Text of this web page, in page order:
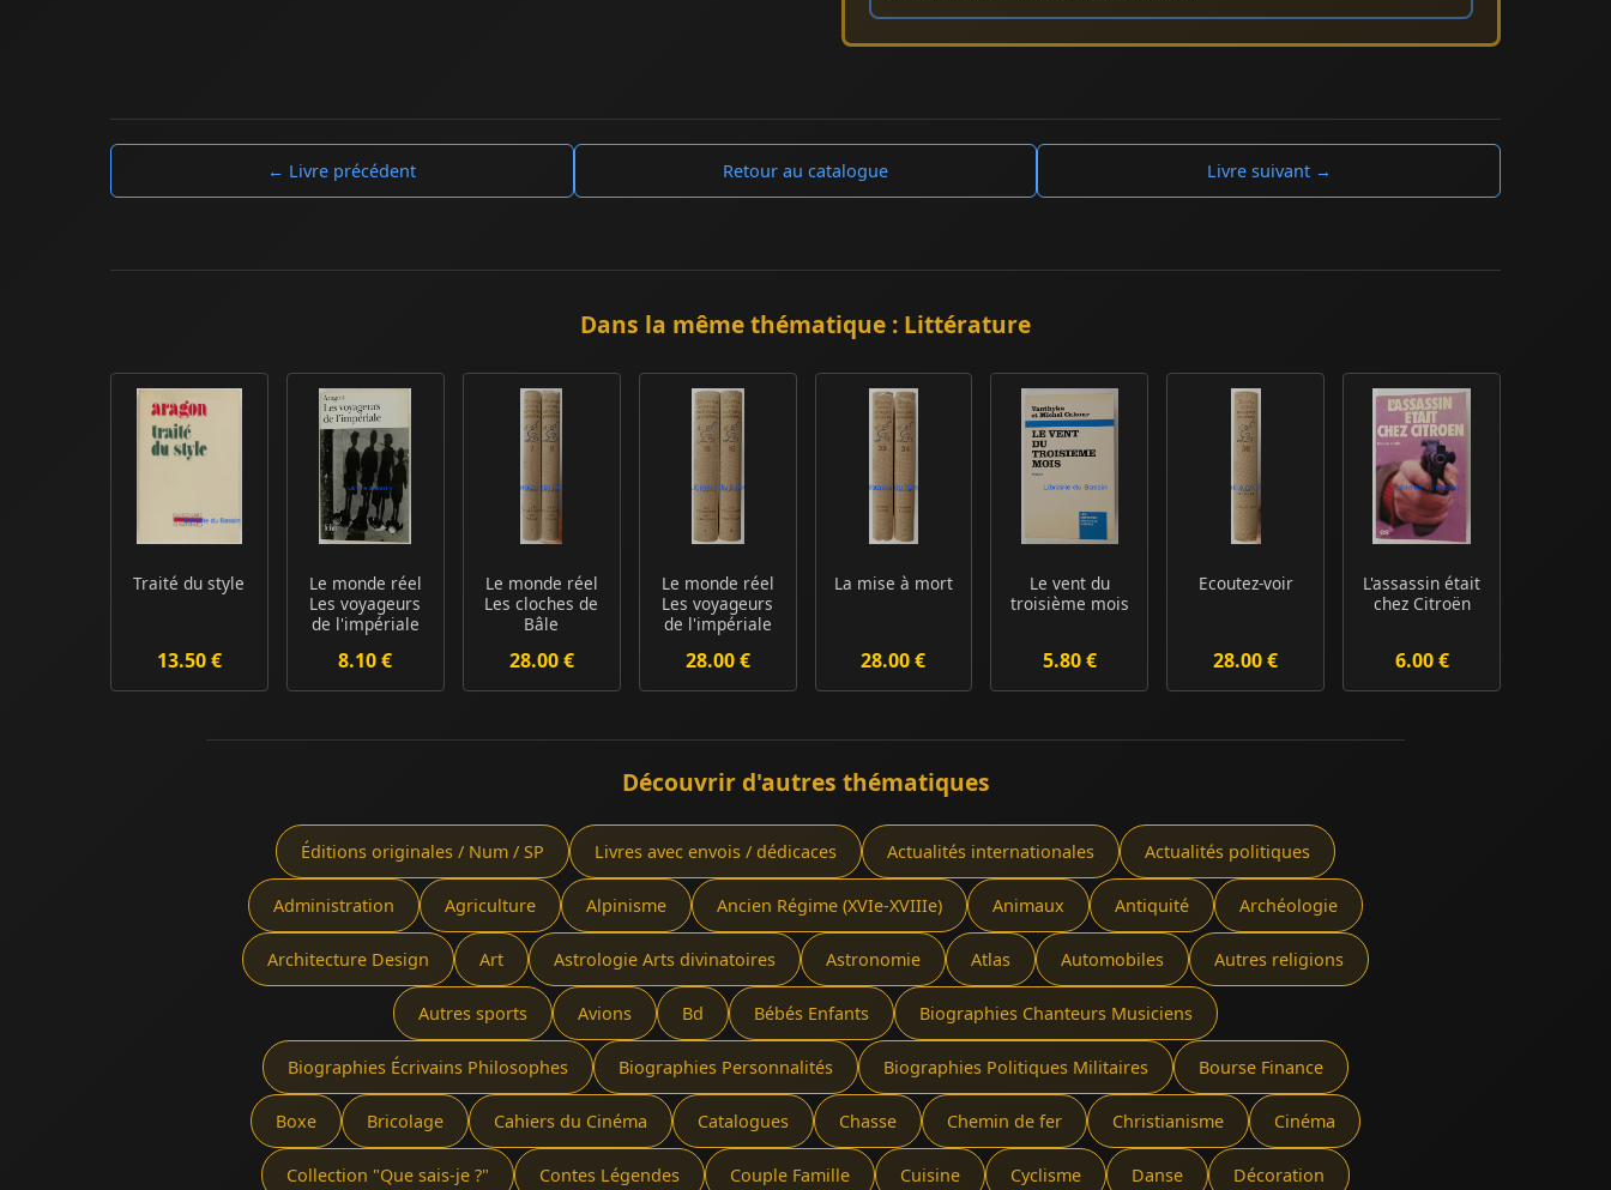
← Livre précédent Retour au catalogue Livre suivant →
Dans la même thématique : Littérature
Traité du style
13.50 €
Le monde réel
Les voyageurs
de l'impériale
8.10 €
Le monde réel
Les cloches de
Bâle
28.00 €
Le monde réel
Les voyageurs
de l'impériale
28.00 €
La mise à mort
28.00 €
Le vent du
troisième mois
5.80 €
Ecoutez-voir
28.00 €
L'assassin était
chez Citroën
6.00 €
Découvrir d'autres thématiques
Éditions originales / Num / SP Livres avec envois / dédicaces Actualités internationales Actualités politiques
Administration Agriculture Alpinisme Ancien Régime (XVIe-XVIIIe) Animaux Antiquité Archéologie
Architecture Design Art Astrologie Arts divinatoires Astronomie Atlas Automobiles Autres religions
Autres sports Avions Bd Bébés Enfants Biographies Chanteurs Musiciens
Biographies Écrivains Philosophes Biographies Personnalités Biographies Politiques Militaires Bourse Finance
Boxe Bricolage Cahiers du Cinéma Catalogues Chasse Chemin de fer Christianisme Cinéma
Collection "Que sais-je ?" Contes Légendes Couple Famille Cuisine Cyclisme Danse Décoration